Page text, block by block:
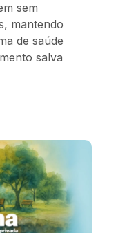
sem
mantendo
de saúde
salva